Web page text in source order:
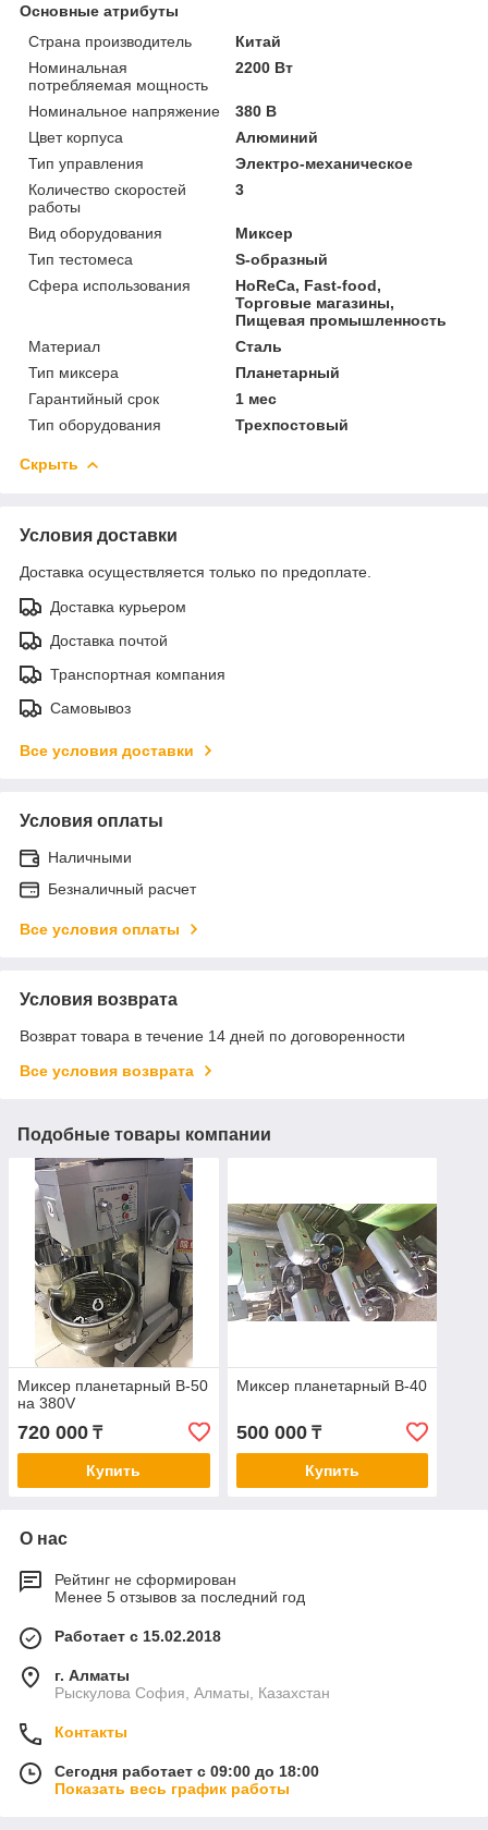
Основные атрибуты
Страна производитель
Китай
Номинальная
потребляемая мощность
2200 Вт
Номинальное напряжение
380 В
Цвет корпуса
Алюминий
Тип управления
Электро-механическое
Количество скоростей
работы
3
Вид оборудования
Миксер
Тип тестомеса
S-образный
Сфера использования
HoReCa, Fast-food,
Торговые магазины,
Пищевая промышленность
Материал
Сталь
Тип миксера
Планетарный
Гарантийный срок
1 мес
Тип оборудования
Трехпостовый
Скрыть
Условия доставки
Доставка осуществляется только по предоплате.
Доставка курьером
Доставка почтой
Транспортная компания
Самовывоз
Все условия доставки
Условия оплаты
Наличными
Безналичный расчет
Все условия оплаты
Условия возврата
Возврат товара в течение 14 дней по договоренности
Все условия возврата
Подобные товары компании
Миксер планетарный В-50
на 380V
720 000 ₸
Купить
Миксер планетарный В-40
500 000₸
Купить
О нас
Рейтинг не сформирован
Менее 5 отзывов за последний год
Работает с 15.02.2018
г. Алматы
Рыскулова София, Алматы, Казахстан
Контакты
Сегодня работает с 09:00 до 18:00
Показать весь график работы